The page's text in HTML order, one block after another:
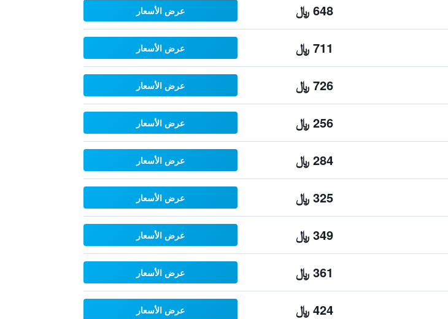
648 ﷼ عرض الأسعار
711 ﷼ عرض الأسعار
726 ﷼ عرض الأسعار
256 ﷼ عرض الأسعار
284 ﷼ عرض الأسعار
325 ﷼ عرض الأسعار
349 ﷼ عرض الأسعار
361 ﷼ عرض الأسعار
424 ﷼ عرض الأسعار